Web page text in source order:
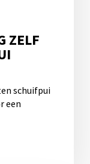
ZELF
schuifpui
een